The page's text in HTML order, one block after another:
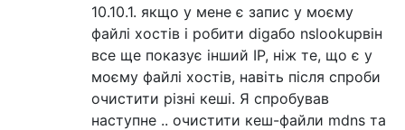
10.10.1. якщо у мене є запис у моєму
файлі хостів і робити digабо nslookupвін
все ще показує інший IP, ніж те, що є у
моєму файлі хостів, навіть після спроби
очистити різні кеші. Я спробував
наступне .. очистити кеш-файли mdns та